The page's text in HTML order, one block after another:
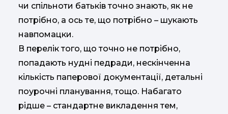
чи спільноти батьків точно знають, як не
потрібно, а ось те, що потрібно – шукають
навпомацки.
В перелік того, що точно не потрібно,
попадають нудні педради, нескінченна
кількість паперової документації, детальні
поурочні планування, тощо. Набагато
рідше – стандартне викладення тем,